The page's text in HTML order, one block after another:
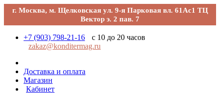
г. Москва, м. Щелковская ул. 9-я Парковая вл. 61Ас1 ТЦ
Вектор э. 2 пав. 7
+7 (903) 798-21-16
с 10 до 20 часов
zakaz@konditermag.ru
Доставка и оплата
Магазин
Кабинет